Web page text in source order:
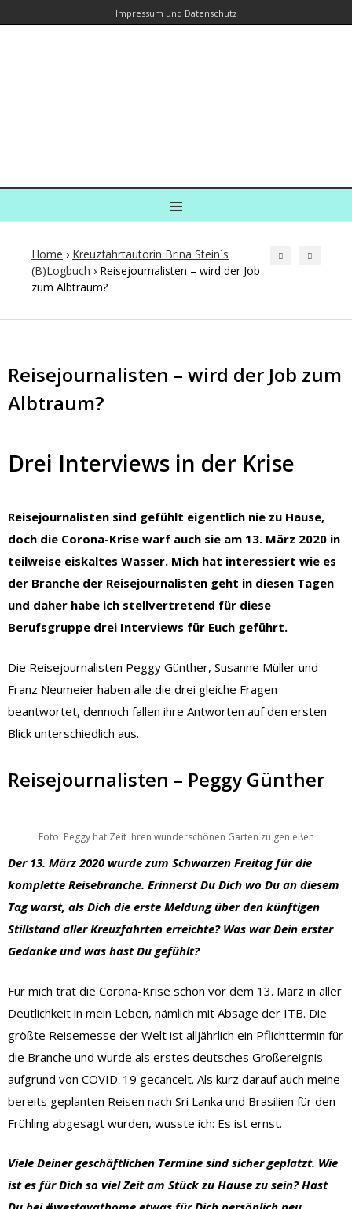
Impressum und Datenschutz
MENU
Home › Kreuzfahrtautorin Brina Stein´s
(B)Logbuch › Reisejournalisten – wird der Job
zum Albtraum?
Reisejournalisten – wird der Job zum
Albtraum?
Drei Interviews in der Krise
Reisejournalisten sind gefühlt eigentlich nie zu Hause,
doch die Corona-Krise warf auch sie am 13. März 2020 in
teilweise eiskaltes Wasser. Mich hat interessiert wie es
der Branche der Reisejournalisten geht in diesen Tagen
und daher habe ich stellvertretend für diese
Berufsgruppe drei Interviews für Euch geführt.
Die Reisejournalisten Peggy Günther, Susanne Müller und
Franz Neumeier haben alle die drei gleiche Fragen
beantwortet, dennoch fallen ihre Antworten auf den ersten
Blick unterschiedlich aus.
Reisejournalisten – Peggy Günther
Foto: Peggy hat Zeit ihren wunderschönen Garten zu genießen
Der 13. März 2020 wurde zum Schwarzen Freitag für die
komplette Reisebranche. Erinnerst Du Dich wo Du an diesem
Tag warst, als Dich die erste Meldung über den künftigen
Stillstand aller Kreuzfahrten erreichte? Was war Dein erster
Gedanke und was hast Du gefühlt?
Für mich trat die Corona-Krise schon vor dem 13. März in aller
Deutlichkeit in mein Leben, nämlich mit Absage der ITB. Die
größte Reisemesse der Welt ist alljährlich ein Pflichttermin für
die Branche und wurde als erstes deutsches Großereignis
aufgrund von COVID-19 gecancelt. Als kurz darauf auch meine
bereits geplanten Reisen nach Sri Lanka und Brasilien für den
Frühling abgesagt wurden, wusste ich: Es ist ernst.
Viele Deiner geschäftlichen Termine sind sicher geplatzt. Wie
ist es für Dich so viel Zeit am Stück zu Hause zu sein? Hast